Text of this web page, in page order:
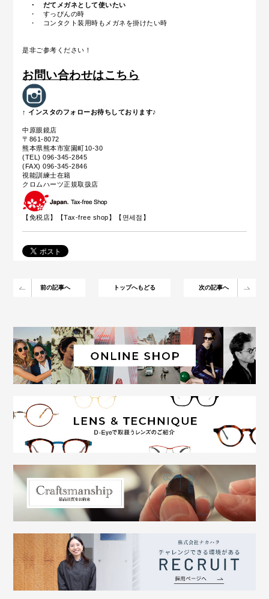
・ だてメガネとして使いたい
・ すっぴんの時
・ コンタクト装用時もメガネを掛けたい時
是非ご参考ください！
お問い合わせはこちら
↑ インスタのフォローお待ちしております♪
中原眼鏡店
〒861-8072
熊本県熊本市室園町10-30
(TEL) 096-345-2845
(FAX) 096-345-2846
視能訓練士在籍
クロムハーツ正規取扱店
【免税店】【Tax-free shop】【면세점】
前の記事へ トップへもどる 次の記事へ